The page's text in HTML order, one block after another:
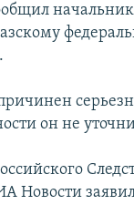
он не
Новости